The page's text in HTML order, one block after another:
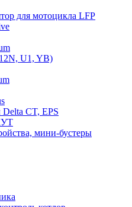
для мотоцикла LFP
U1, YB)
CT, EPS
мини-бустеры